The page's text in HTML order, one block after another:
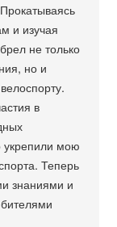
и изучая
не только
но и
в
укрепили мою
Теперь
знаниями и